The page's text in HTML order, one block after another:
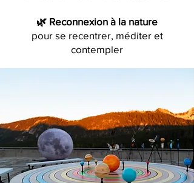
🌿 Reconnexion à la nature
pour se recentrer, méditer et
contempler